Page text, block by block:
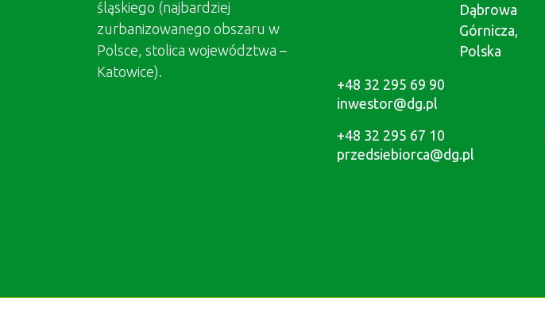
śląskiego (najbardziej
zurbanizowanego obszaru w
Polsce, stolica województwa –
Katowice).
Dąbrowa
Górnicza,
Polska
+48 32 295 69 90
inwestor@dg.pl
+48 32 295 67 10
przedsiebiorca@dg.pl